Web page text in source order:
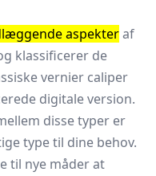
aspekteraf
klassificerer de
vernier caliper
digitale version.
disse typer er
type til dine behov.
til nye måder at